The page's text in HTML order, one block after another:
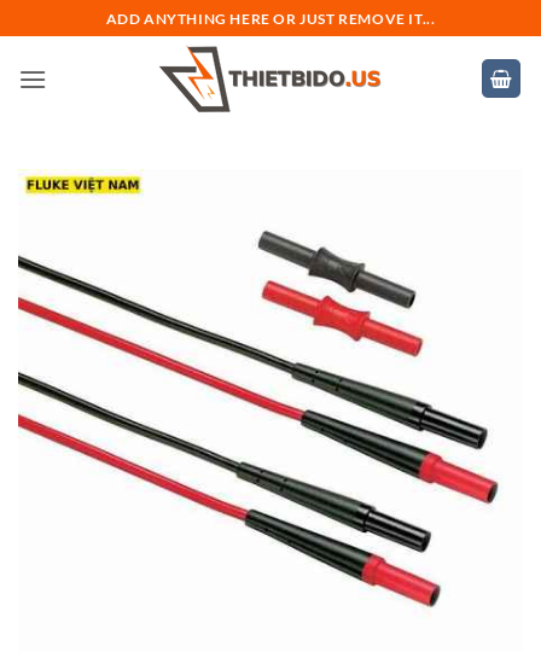
qua
nội
ADD ANYTHING HERE OR JUST REMOVE IT...